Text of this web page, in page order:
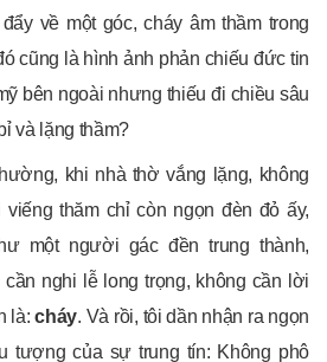
về một góc, cháy âm thầm trong
cũng là hình ảnh phản chiếu đức tin
bên ngoài nhưng thiếu đi chiều sâu
và lặng thầm?
khi nhà thờ vắng lặng, không
thăm chỉ còn ngọn đèn đỏ ấy,
một người gác đền trung thành,
cần nghi lễ long trọng, không cần lời
là:cháy. Và rồi, tôi dần nhận ra ngọn
tượng của sự trung tín: Không phô